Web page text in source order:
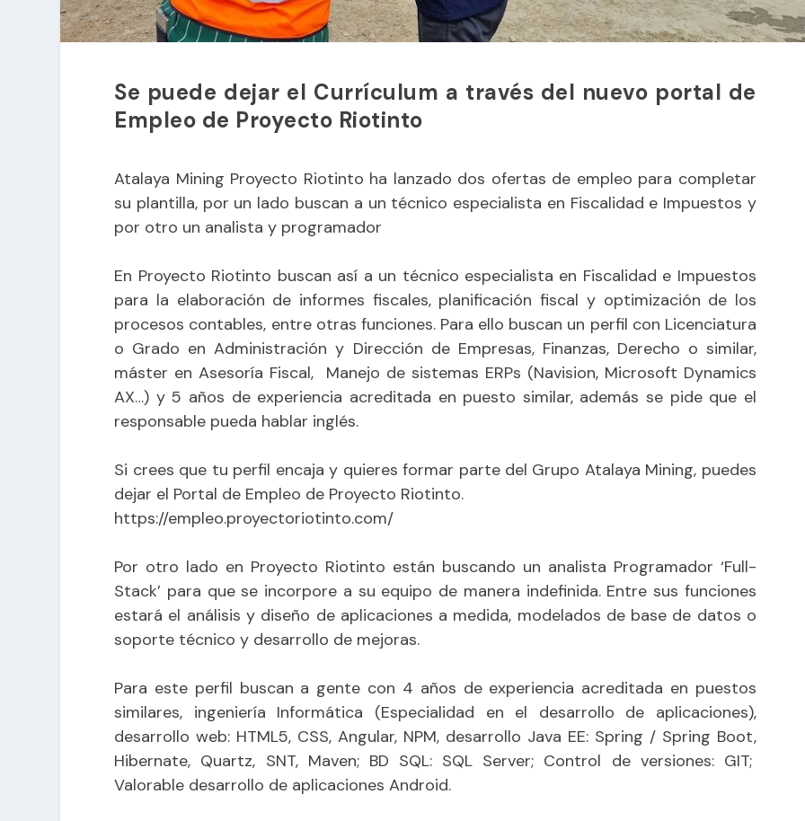
Se puede dejar el Currículum a través del nuevo portal de
Empleo de Proyecto Riotinto
Atalaya Mining Proyecto Riotinto ha lanzado dos ofertas de empleo para completar
su plantilla, por un lado buscan a un técnico especialista en Fiscalidad e Impuestos y
por otro un analista y programador
En Proyecto Riotinto buscan así a un técnico especialista en Fiscalidad e Impuestos
para la elaboración de informes fiscales, planificación fiscal y optimización de los
procesos contables, entre otras funciones. Para ello buscan un perfil con Licenciatura
o Grado en Administración y Dirección de Empresas, Finanzas, Derecho o similar,
máster en Asesoría Fiscal, Manejo de sistemas ERPs (Navision, Microsoft Dynamics
AX…) y 5 años de experiencia acreditada en puesto similar, además se pide que el
responsable pueda hablar inglés.
Si crees que tu perfil encaja y quieres formar parte del Grupo Atalaya Mining, puedes
dejar el Portal de Empleo de Proyecto Riotinto.
https://empleo.proyectoriotinto.com/
Por otro lado en Proyecto Riotinto están buscando un analista Programador ‘Full-
Stack’ para que se incorpore a su equipo de manera indefinida. Entre sus funciones
estará el análisis y diseño de aplicaciones a medida, modelados de base de datos o
soporte técnico y desarrollo de mejoras.
Para este perfil buscan a gente con 4 años de experiencia acreditada en puestos
similares, ingeniería Informática (Especialidad en el desarrollo de aplicaciones),
desarrollo web: HTML5, CSS, Angular, NPM, desarrollo Java EE: Spring / Spring Boot,
Hibernate, Quartz, SNT, Maven; BD SQL: SQL Server; Control de versiones: GIT;
Valorable desarrollo de aplicaciones Android.